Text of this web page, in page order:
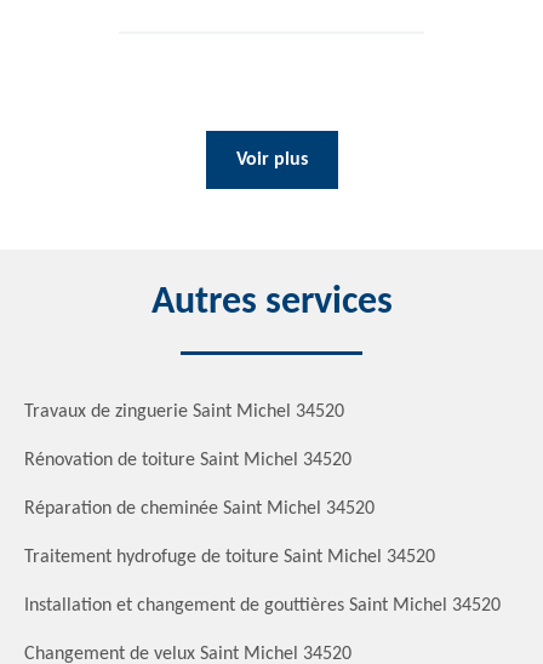
Voir plus
Autres services
Travaux de zinguerie Saint Michel 34520
Rénovation de toiture Saint Michel 34520
Réparation de cheminée Saint Michel 34520
Traitement hydrofuge de toiture Saint Michel 34520
Installation et changement de gouttières Saint Michel 34520
Changement de velux Saint Michel 34520